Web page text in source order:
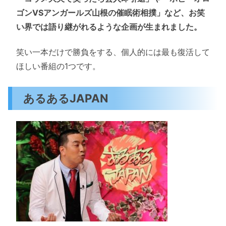
ゴンVSアンガールズ山根の催眠術相撲」など、お笑
い界では語り継がれるような企画が生まれました。
笑い一本だけで勝負をする、個人的には最も復活して
ほしい番組の1つです。
あるあるJAPAN